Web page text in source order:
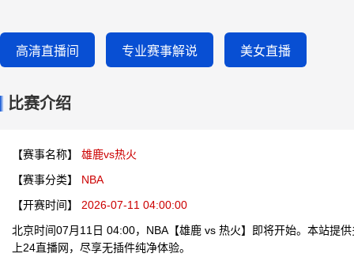
高清直播间 专业赛事解说 美女直播
比赛介绍
【赛事名称】
雄鹿vs热火
【赛事分类】
NBA
【开赛时间】
2026-07-11 04:00:00
北京时间07月11日 04:00，NBA【雄鹿 vs 热火】即将开始。本站提
上24直播网，尽享无插件纯净体验。